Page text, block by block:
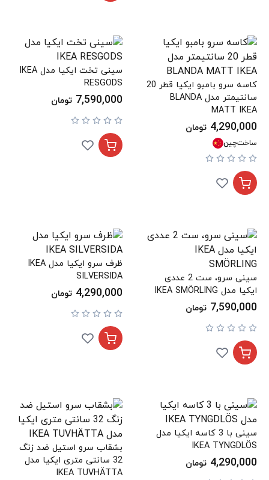
کاسه سرو بامبو ایکیا قطر 20
سانتیمتر مدل BLANDA
MATT IKEA
4,290,000 تومان
ساختچین
سینی تخت ایکیا مدل IKEA
RESGODS
7,590,000 تومان
سینی سرو، ست 2 عددی
ایکیا مدل IKEA SMÖRLING
7,590,000 تومان
ظرف سرو ایکیا مدل IKEA
SILVERSIDA
4,290,000 تومان
سینی با 3 کاسه ایکیا مدل
IKEA TYNGDLÖS
4,290,000 تومان
بشقاب سرو استیل ضد زنگ
32 سانتی متری ایکیا مدل
IKEA TUVHÄTTA